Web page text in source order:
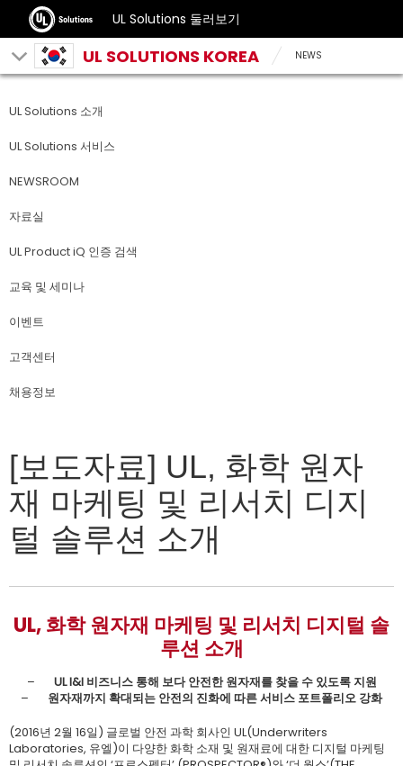
UL Solutions 둘러보기
UL SOLUTIONS KOREA NEWS
UL Solutions 소개
UL Solutions 서비스
NEWSROOM
자료실
UL Product iQ 인증 검색
교육 및 세미나
이벤트
고객센터
채용정보
[보도자료] UL, 화학 원자
재 마케팅 및 리서치 디지
털 솔루션 소개
UL, 화학 원자재 마케팅 및 리서치 디지털 솔
루션 소개
– UL I&I 비즈니스 통해 보다 안전한 원자재를 찾을 수 있도록 지원
– 원자재까지 확대되는 안전의 진화에 따른 서비스 포트폴리오 강화
(2016년 2월 16일) 글로벌 안전 과학 회사인 UL(Underwriters
Laboratories, 유엘)이 다양한 화학 소재 및 원재료에 대한 디지털 마케팅